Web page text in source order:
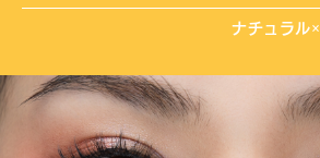
ナチュラル